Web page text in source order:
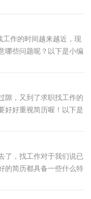
家参考借鉴，希...
工作的时间越来越近，现
哪些问题呢？以下是小编
望大家能够喜...
隙，又到了求职找工作的
好好重视简历喔！以下是
鉴与参考，希...
了，找工作对于我们说已
的简历都具备一些什么特
简历，仅供参...